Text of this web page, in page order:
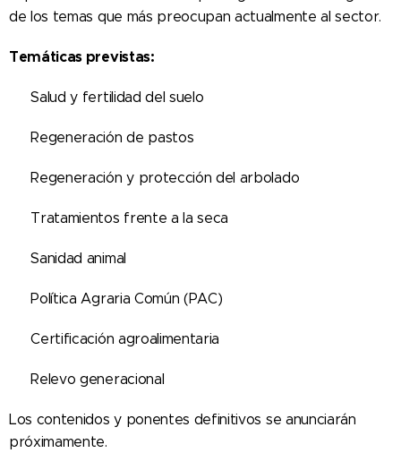
de los temas que más preocupan actualmente al sector.
Temáticas previstas:
🌱 Salud y fertilidad del suelo
🌾 Regeneración de pastos
🌳 Regeneración y protección del arbolado
🛡 Tratamientos frente a la seca
🐄 Sanidad animal
📑 Política Agraria Común (PAC)
✔ Certificación agroalimentaria
👨‍🌾 Relevo generacional
Los contenidos y ponentes definitivos se anunciarán
próximamente.